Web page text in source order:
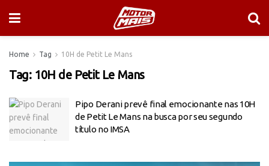
Home Tag 10H de Petit Le Mans
Tag: 10H de Petit Le Mans
Pipo Derani prevê final emocionante nas 10H
de Petit Le Mans na busca por seu segundo
título no IMSA